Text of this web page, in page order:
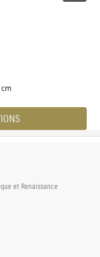
cm
et Renaissance